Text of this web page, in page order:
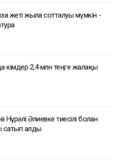
жеті жылға сотталуы мүмкін -
кімдер 2,4 млн теңге жалақы
Нұрәлі Әлиевке тиесілі болған
сатып алды